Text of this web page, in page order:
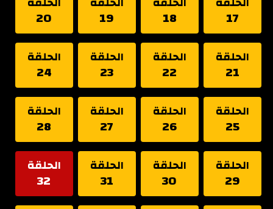
17
18
19
20
الحلقة
21
الحلقة
22
الحلقة
23
الحلقة
24
الحلقة
25
الحلقة
26
الحلقة
27
الحلقة
28
الحلقة
29
الحلقة
30
الحلقة
31
الحلقة
32